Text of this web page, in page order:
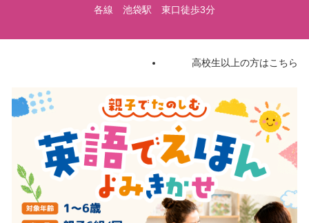
各線 池袋駅 東口徒歩3分
高校生以上の方はこちら